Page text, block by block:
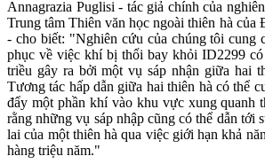
Annagrazia Puglisi - tác giả chính của
Trung tâm Thiên văn học ngoài thiên hà
- cho biết: "Nghiên cứu của chúng tôi cung
phục về việc khí bị thổi bay khỏi ID2299
triều gây ra bởi một vụ sáp nhận giữa hai
Tương tác hấp dẫn giữa hai thiên hà có thể
đẩy một phần khí vào khu vực xung quanh
rằng những vụ sáp nhập cũng có thể dẫn tới
lai của một thiên hà qua việc giới hạn khả
hàng triệu năm."